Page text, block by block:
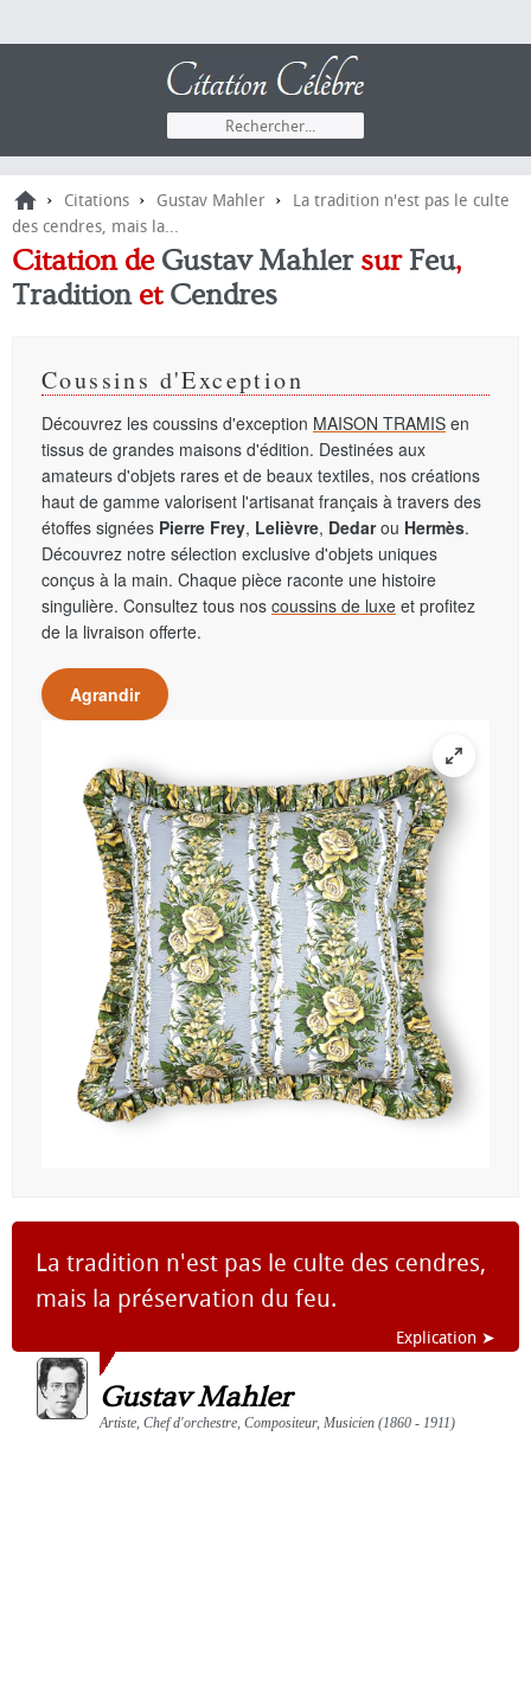
› Citations › Gustav Mahler ›
La tradition n'est pas le culte
des cendres, mais la...
Citation de Gustav Mahlersur Feu,
Traditionet Cendres
Coussins d'Exception
Découvrez les coussins d'exception MAISON TRAMIS en
tissus de grandes maisons d'édition. Destinées aux
amateurs d'objets rares et de beaux textiles, nos créations
haut de gamme valorisent l'artisanat français à travers des
étoffes signées Pierre Frey, Lelièvre, Dedarou Hermès.
Découvrez notre sélection exclusive d'objets uniques
conçus à la main. Chaque pièce raconte une histoire
singulière. Consultez tous nos coussins de luxe et profitez
de la livraison offerte.
Agrandir
La tradition n'est pas le culte des cendres,
mais la préservation du feu.
Explication ➤
Gustav Mahler
Artiste, Chef d'orchestre, Compositeur, Musicien (1860 - 1911)